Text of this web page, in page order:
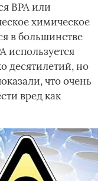
BPA или
химическое
в большинстве
используется
десятилетий, но
что очень
вред как